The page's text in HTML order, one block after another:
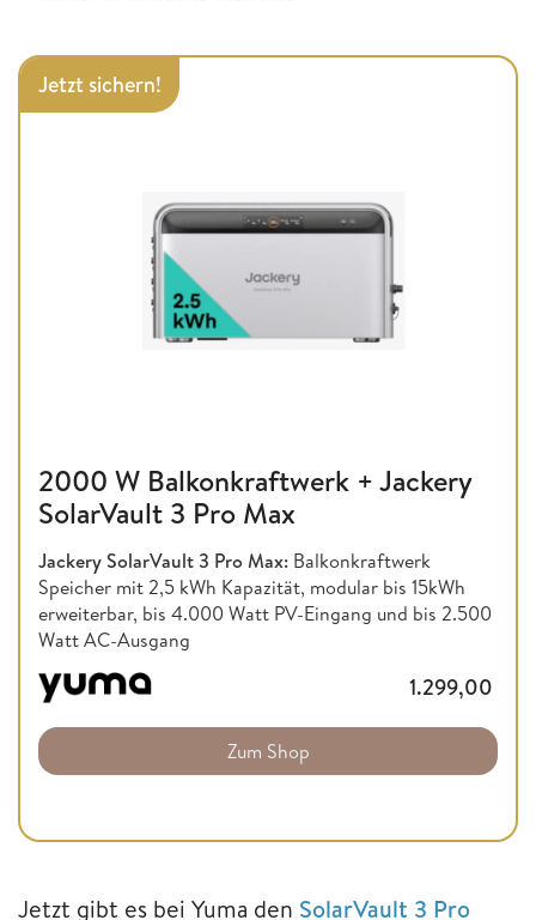
Jetzt sichern!
2000 W Balkonkraftwerk + Jackery
SolarVault 3 Pro Max
Jackery SolarVault 3 Pro Max: Balkonkraftwerk
Speicher mit 2,5 kWh Kapazität, modular bis 15kWh
erweiterbar, bis 4.000 Watt PV-Eingang und bis 2.500
Watt AC-Ausgang
1.299,00
Zum Shop
Jetzt gibt es bei Yuma den SolarVault 3 Pro